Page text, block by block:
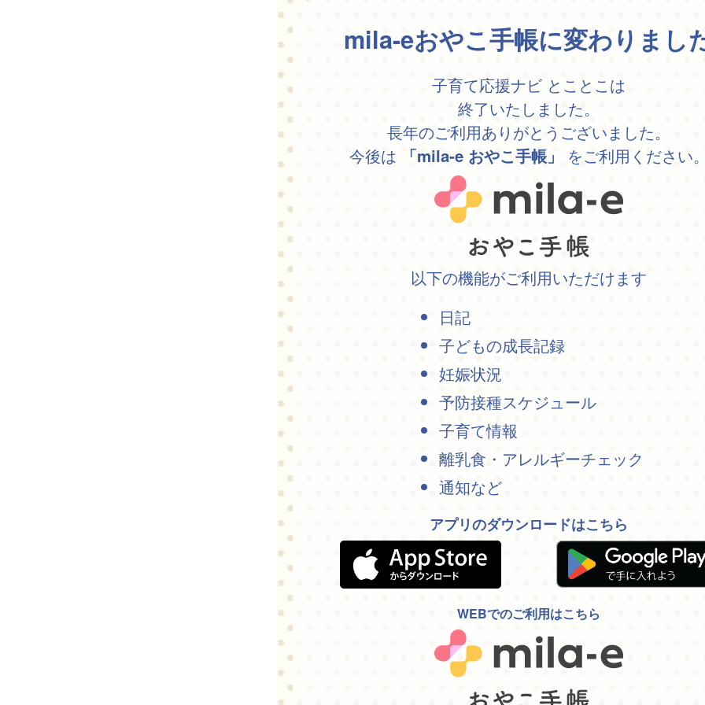
mila-eおやこ手帳に変わりまし
子育て応援ナビ とことこは
終了いたしました。
長年のご利用ありがとうございました。
今後は
「mila-e おやこ手帳」 をご利用ください
以下の機能がご利用いただけます
日記
子どもの成長記録
妊娠状況
予防接種スケジュール
子育て情報
離乳食・アレルギーチェック
通知など
アプリのダウンロードはこちら
WEBでのご利用はこちら